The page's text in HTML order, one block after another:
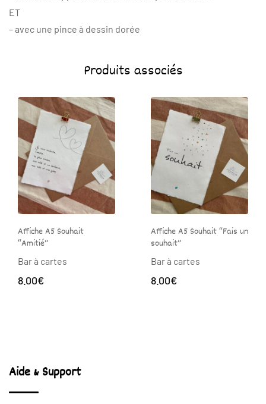
ET
– avec une pince à dessin dorée
Produits associés
Affiche A5 Souhait
“Amitié”
Bar à cartes
8.00€
Affiche A5 Souhait “Fais un
souhait”
Bar à cartes
8.00€
Aide & Support